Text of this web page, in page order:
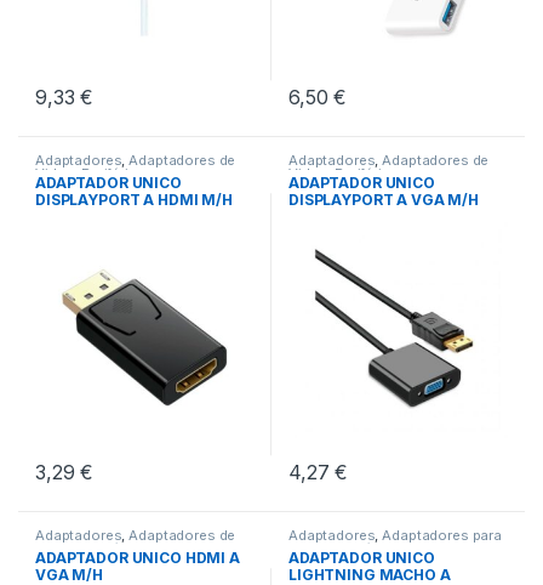
9,33€ 6,50€
Adaptadores,Adaptadores de
Video,Periféricos
ADAPTADOR UNICO
DISPLAYPORT A HDMI M/H
3,29€
Adaptadores,Adaptadores de
Video,Periféricos
ADAPTADOR UNICO
DISPLAYPORT A VGA M/H
4,27€
Adaptadores,Adaptadores de
Video,Periféricos
ADAPTADOR UNICO HDMI A
VGA M/H
Adaptadores,Adaptadores para
Apple,Periféricos
ADAPTADOR UNICO
LIGHTNING MACHO A